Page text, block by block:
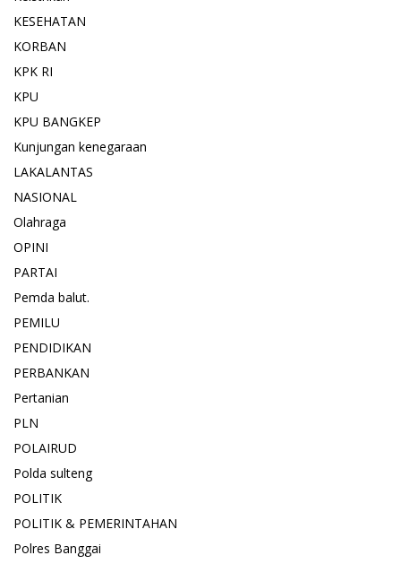
KESEHATAN
KORBAN
KPK RI
KPU
KPU BANGKEP
Kunjungan kenegaraan
LAKALANTAS
NASIONAL
Olahraga
OPINI
PARTAI
Pemda balut.
PEMILU
PENDIDIKAN
PERBANKAN
Pertanian
PLN
POLAIRUD
Polda sulteng
POLITIK
POLITIK & PEMERINTAHAN
Polres Banggai